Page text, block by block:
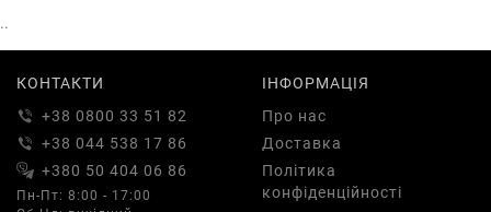
..
КОНТАКТИ
+38 0800 33 51 82
+38 044 538 17 86
+380 50 404 06 86
Пн-Пт: 8:00 - 17:00
ІНФОРМАЦІЯ
Про нас
Доставка
Політика
конфіденційності